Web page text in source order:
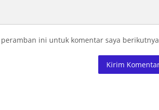
ini untuk komentar saya